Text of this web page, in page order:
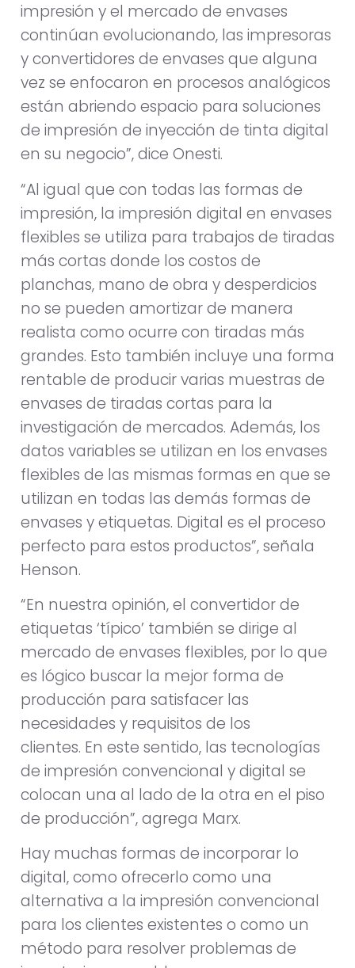
impresión y el mercado de envases
continúan evolucionando, las impresoras
y convertidores de envases que alguna
vez se enfocaron en procesos analógicos
están abriendo espacio para soluciones
de impresión de inyección de tinta digital
en su negocio”, dice Onesti.
“Al igual que con todas las formas de
impresión, la impresión digital en envases
flexibles se utiliza para trabajos de tiradas
más cortas donde los costos de
planchas, mano de obra y desperdicios
no se pueden amortizar de manera
realista como ocurre con tiradas más
grandes. Esto también incluye una forma
rentable de producir varias muestras de
envases de tiradas cortas para la
investigación de mercados. Además, los
datos variables se utilizan en los envases
flexibles de las mismas formas en que se
utilizan en todas las demás formas de
envases y etiquetas. Digital es el proceso
perfecto para estos productos”, señala
Henson.
“En nuestra opinión, el convertidor de
etiquetas ‘típico’ también se dirige al
mercado de envases flexibles, por lo que
es lógico buscar la mejor forma de
producción para satisfacer las
necesidades y requisitos de los
clientes. En este sentido, las tecnologías
de impresión convencional y digital se
colocan una al lado de la otra en el piso
de producción”, agrega Marx.
Hay muchas formas de incorporar lo
digital, como ofrecerlo como una
alternativa a la impresión convencional
para los clientes existentes o como un
método para resolver problemas de